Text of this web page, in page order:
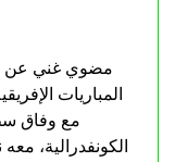
مضوي غني عن
المباريات
مع وفاق
الكونفدرالية،